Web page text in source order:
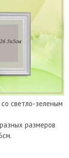
светло-зеленым
размеров